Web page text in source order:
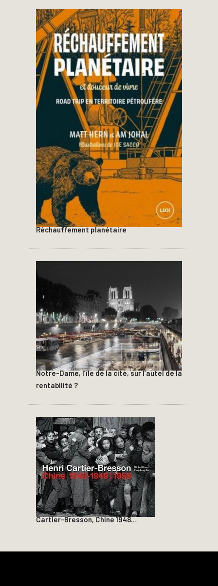
Réchauffement planétaire
Notre-Dame, l’île de la cité, sur l’autel de la
rentabilité ?
Cartier-Bresson, Chine 1948…